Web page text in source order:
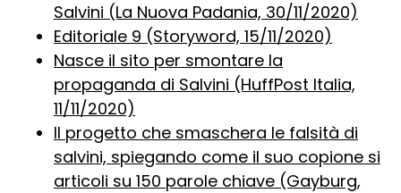
Salvini (La Nuova Padania, 30/11/2020)
Editoriale 9 (Storyword, 15/11/2020)
Nasce il sito per smontare la
propaganda di Salvini (HuffPost Italia,
11/11/2020)
Il progetto che smaschera le falsità di
salvini, spiegando come il suo copione si
articoli su 150 parole chiave (Gayburg,